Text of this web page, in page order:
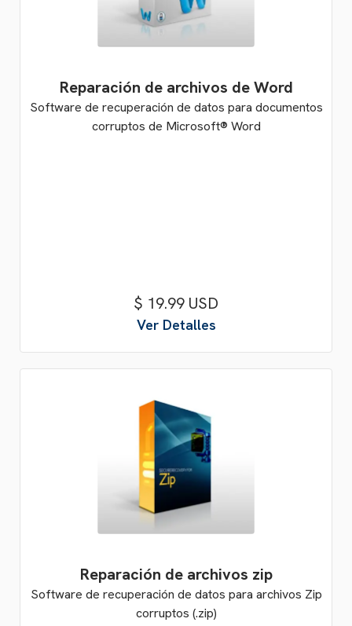
Reparación de archivos de Word
Software de recuperación de datos para documentos
corruptos de Microsoft® Word
$ 19.99 USD
Ver Detalles
Reparación de archivos zip
Software de recuperación de datos para archivos Zip
corruptos (.zip)